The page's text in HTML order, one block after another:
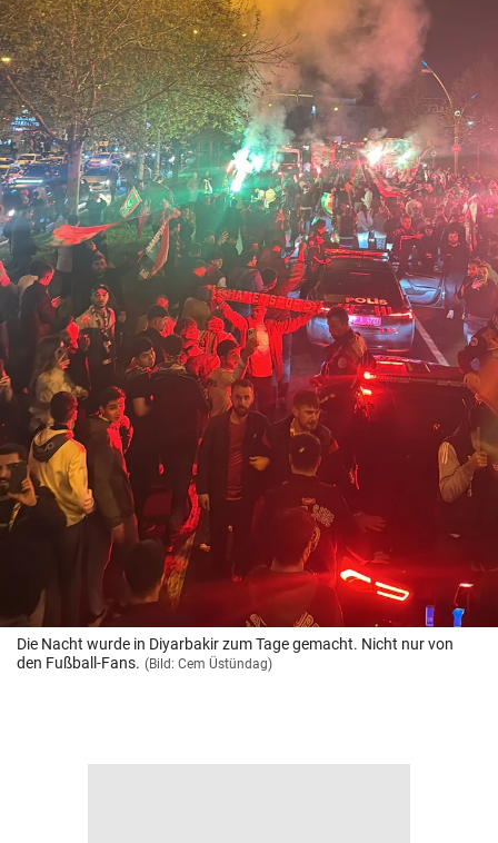
Die Nacht wurde in Diyarbakir zum Tage gemacht. Nicht nur von
den Fußball-Fans. (Bild: Cem Üstündag)